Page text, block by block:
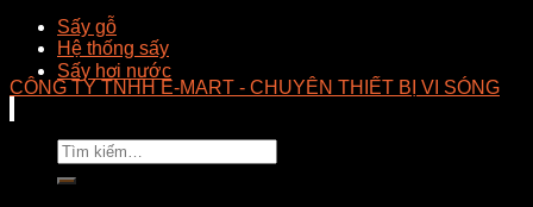
Sấy gỗ
Hệ thống sấy
Sấy hơi nước
CÔNG TY TNHH E-MART - CHUYÊN THIẾT BỊ VI SÓNG
Tìm
kiếm: